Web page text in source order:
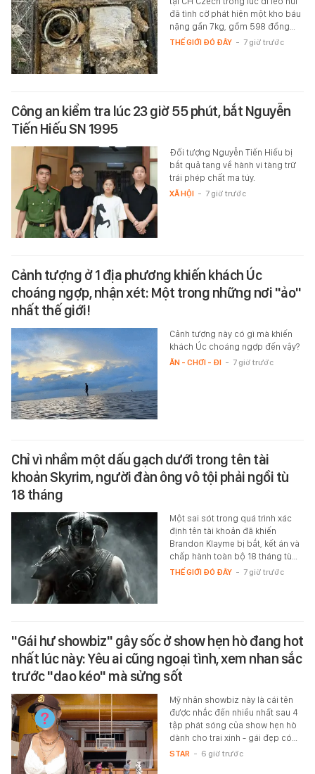
đã tình cờ phát hiện một kho báu
nặng gần 7kg, gồm 598 đồng…
THẾ GIỚI ĐÓ ĐÂY - 7 giờ trước
Công an kiểm tra lúc 23 giờ 55 phút, bắt Nguyễn
Tiến Hiếu SN 1995
Đối tượng Nguyễn Tiến Hiếu bị
bắt quả tang về hành vi tàng trữ
trái phép chất ma túy.
XÃ HỘI - 7 giờ trước
Cảnh tượng ở 1 địa phương khiến khách Úc
choáng ngợp, nhận xét: Một trong những nơi "ảo"
nhất thế giới!
Cảnh tượng này có gì mà khiến
khách Úc choáng ngợp đến vậy?
ĂN - CHƠI - ĐI - 7 giờ trước
Chỉ vì nhầm một dấu gạch dưới trong tên tài
khoản Skyrim, người đàn ông vô tội phải ngồi tù
18 tháng
Một sai sót trong quá trình xác
định tên tài khoản đã khiến
Brandon Klayme bị bắt, kết án và
chấp hành toàn bộ 18 tháng tù…
THẾ GIỚI ĐÓ ĐÂY - 7 giờ trước
"Gái hư showbiz" gây sốc ở show hẹn hò đang hot
nhất lúc này: Yêu ai cũng ngoại tình, xem nhan sắc
trước "dao kéo" mà sửng sốt
Mỹ nhân showbiz này là cái tên
được nhắc đến nhiều nhất sau 4
tập phát sóng của show hẹn hò
dành cho trai xinh - gái đẹp có…
STAR - 6 giờ trước